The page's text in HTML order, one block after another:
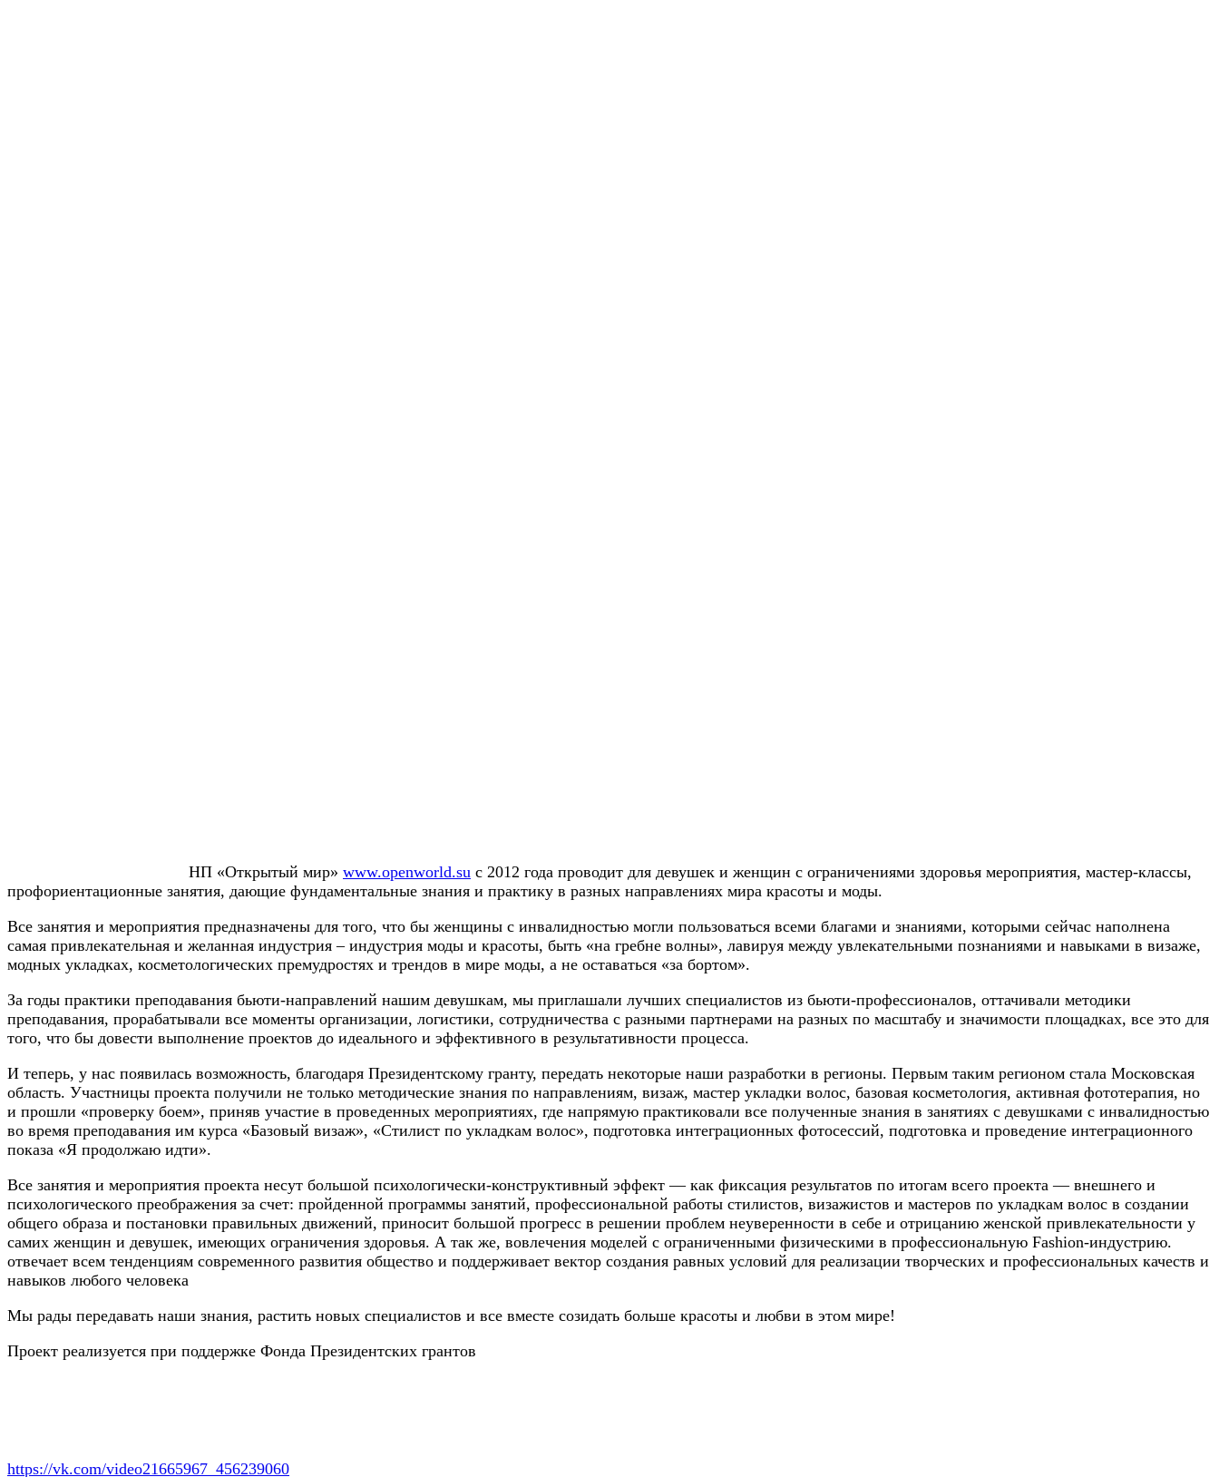
НП «Открытый мир» www.openworld.su с 2012 года проводит для девушек и женщин с ограничениями здоровья мероприятия, мастер-классы,
профориентационные занятия, дающие фундаментальные знания и практику в разных направлениях мира красоты и моды.
Все занятия и мероприятия предназначены для того, что бы женщины с инвалидностью могли пользоваться всеми благами и знаниями, которыми сейчас наполнена
самая привлекательная и желанная индустрия – индустрия моды и красоты, быть «на гребне волны», лавируя между увлекательными познаниями и навыками в визаже,
модных укладках, косметологических премудростях и трендов в мире моды, а не оставаться «за бортом».
За годы практики преподавания бьюти-направлений нашим девушкам, мы приглашали лучших специалистов из бьюти-профессионалов, оттачивали методики
преподавания, прорабатывали все моменты организации, логистики, сотрудничества с разными партнерами на разных по масштабу и значимости площадках, все это для
того, что бы довести выполнение проектов до идеального и эффективного в результативности процесса.
И теперь, у нас появилась возможность, благодаря Президентскому гранту, передать некоторые наши разработки в регионы. Первым таким регионом стала Московская
область. Участницы проекта получили не только методические знания по направлениям, визаж, мастер укладки волос, базовая косметология, активная фототерапия, но
и прошли «проверку боем», приняв участие в проведенных мероприятиях, где напрямую практиковали все полученные знания в занятиях с девушками с инвалидностью
во время преподавания им курса «Базовый визаж», «Стилист по укладкам волос», подготовка интеграционных фотосессий, подготовка и проведение интеграционного
показа «Я продолжаю идти».
Все занятия и мероприятия проекта несут большой психологически-конструктивный эффект — как фиксация результатов по итогам всего проекта — внешнего и
психологического преображения за счет: пройденной программы занятий, профессиональной работы стилистов, визажистов и мастеров по укладкам волос в создании
общего образа и постановки правильных движений, приносит большой прогресс в решении проблем неуверенности в себе и отрицанию женской привлекательности у
самих женщин и девушек, имеющих ограничения здоровья. А так же, вовлечения моделей с ограниченными физическими в профессиональную Fashion-индустрию.
отвечает всем тенденциям современного развития общество и поддерживает вектор создания равных условий для реализации творческих и профессиональных качеств и
навыков любого человека
Мы рады передавать наши знания, растить новых специалистов и все вместе созидать больше красоты и любви в этом мире!
Проект реализуется при поддержке Фонда Президентских грантов
https://vk.com/video21665967_456239060